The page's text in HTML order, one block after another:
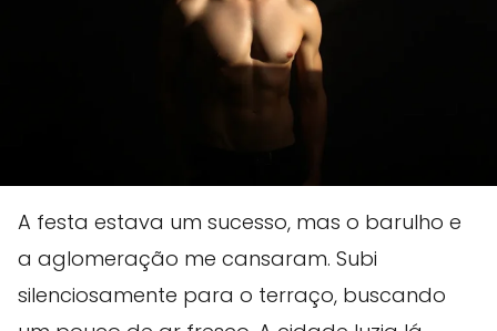
A festa estava um sucesso, mas o barulho e
a aglomeração me cansaram. Subi
silenciosamente para o terraço, buscando